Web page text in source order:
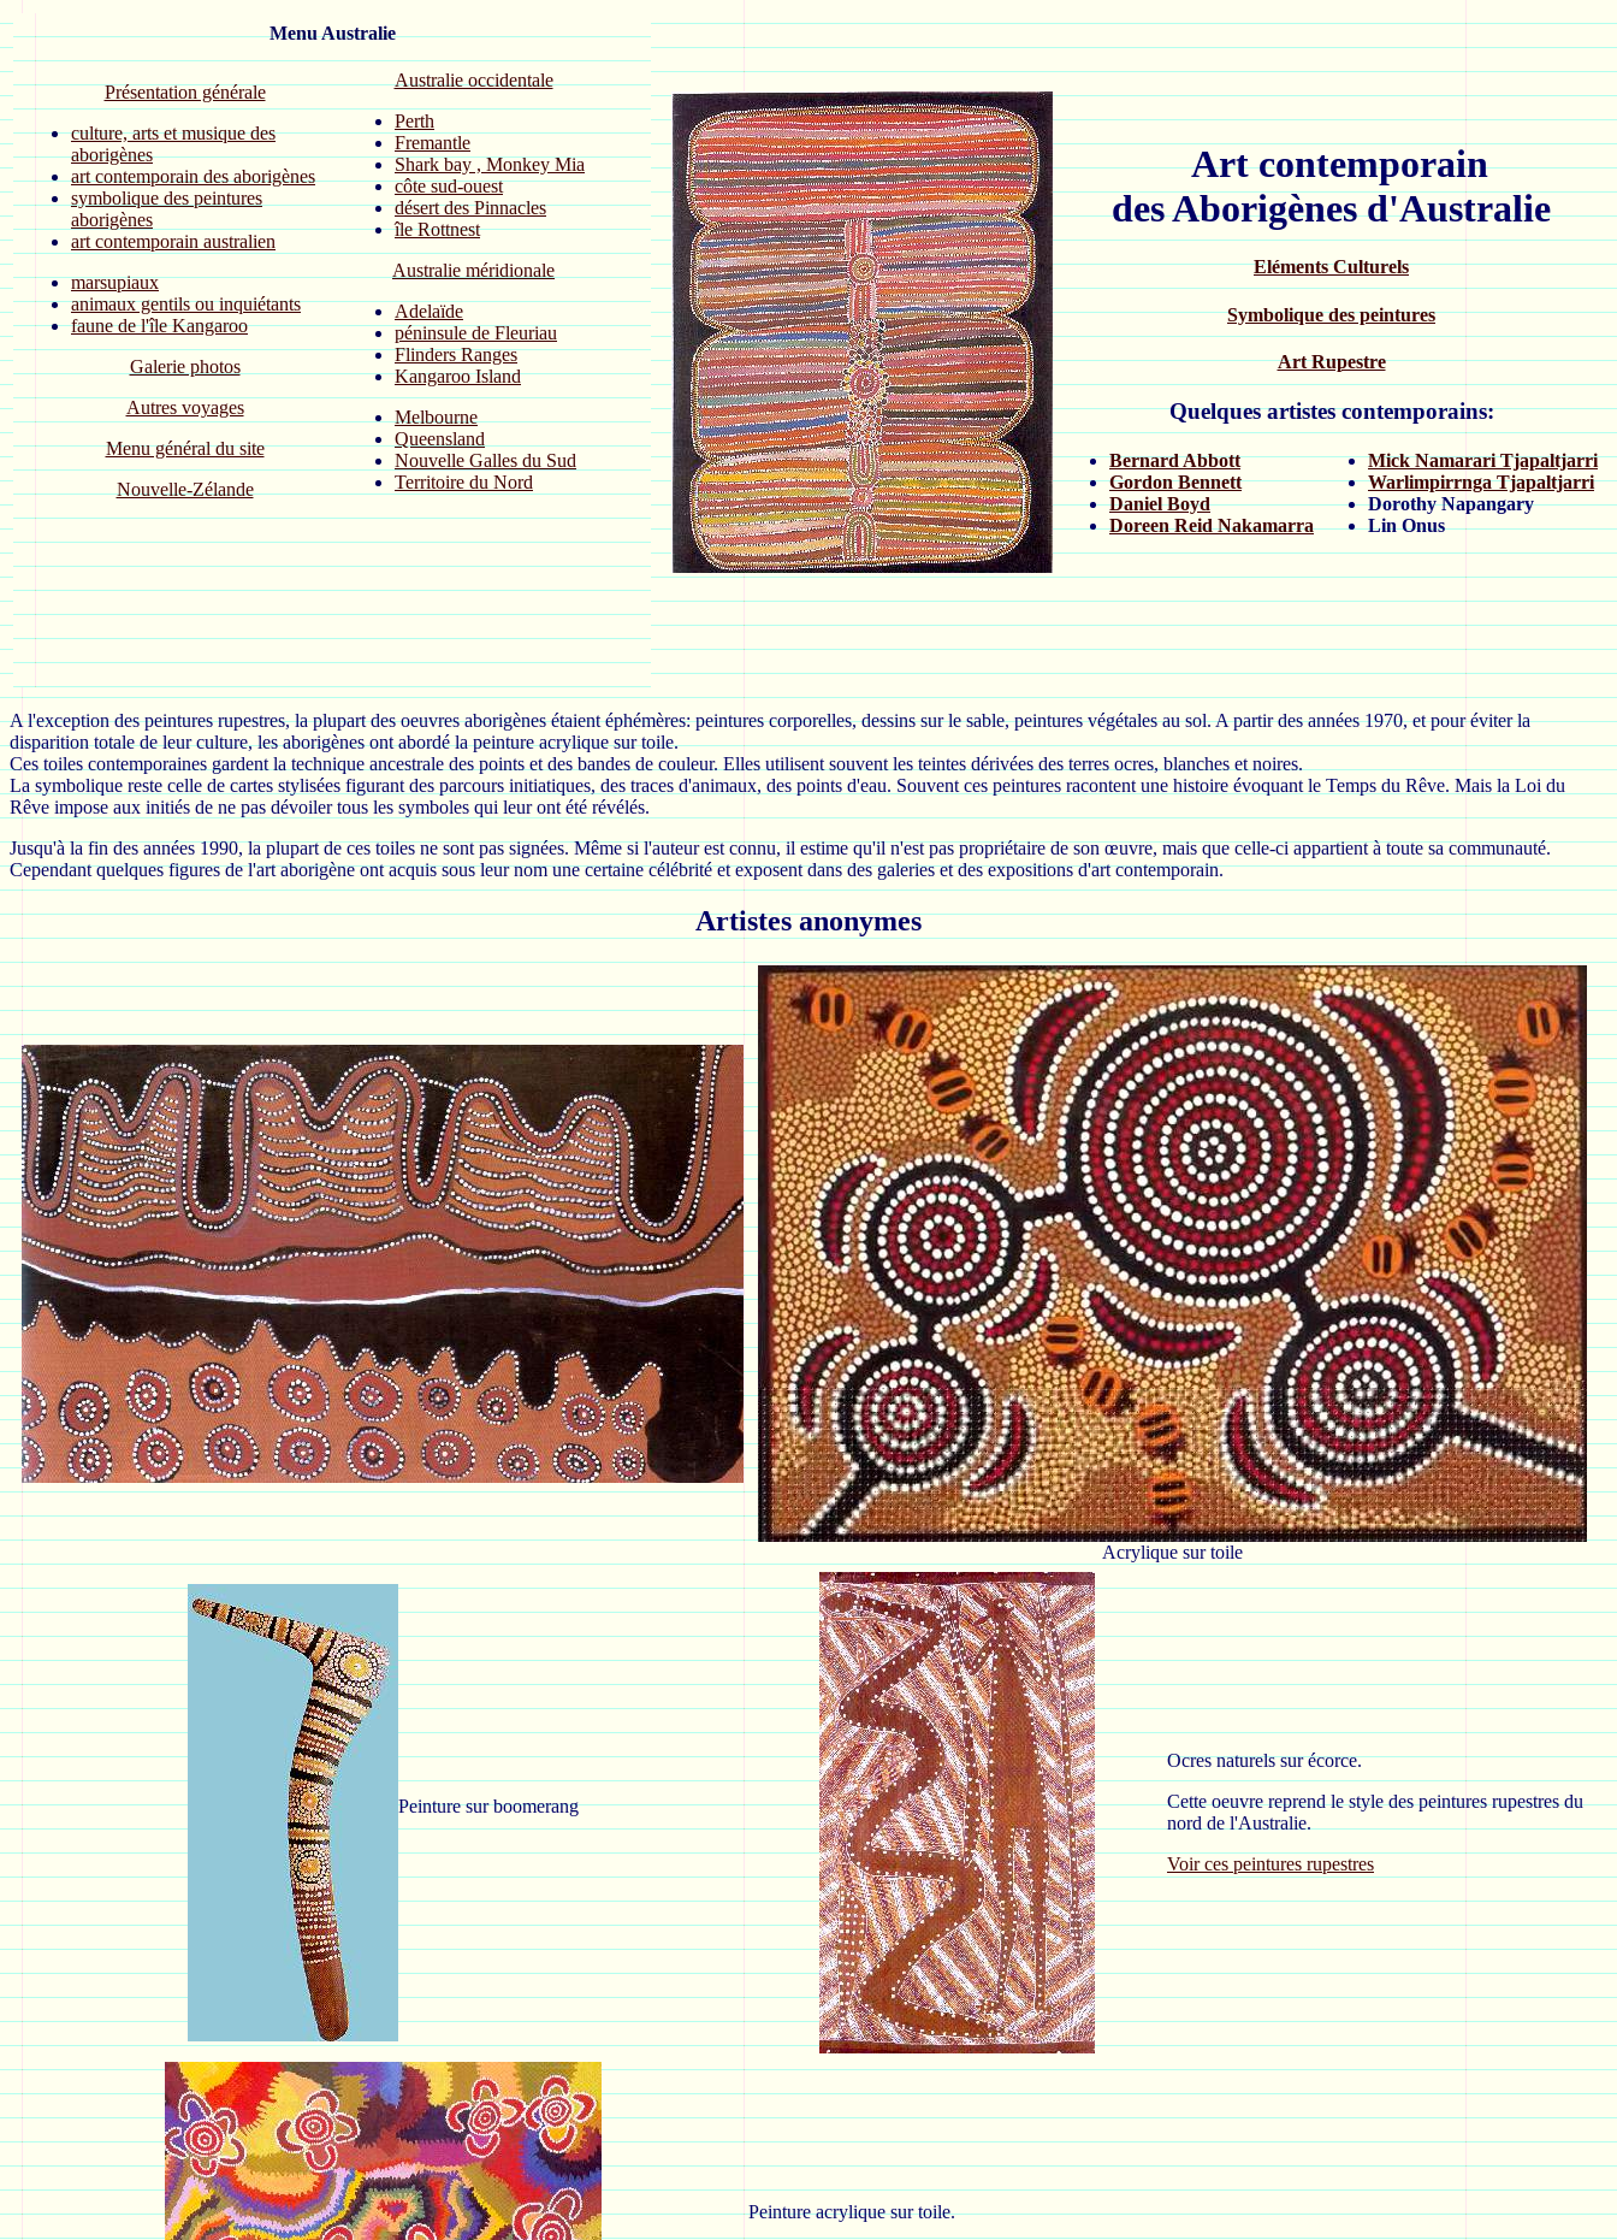
Art contemporain
des Aborigènes d'Australie
Eléments Culturels
Symbolique des peintures
Art Rupestre
Quelques artistes contemporains:
Bernard Abbott
Gordon Bennett
Daniel Boyd
Doreen Reid Nakamarra
Mick Namarari Tjapaltjarri
Warlimpirrnga Tjapaltjarri
Dorothy Napangary
Lin Onus
A l'exception des peintures rupestres, la plupart des oeuvres aborigènes étaient éphémères: peintures corporelles, dessins sur le sable, peintures végétales au sol. A partir des années 1970, et pour éviter la
disparition totale de leur culture, les aborigènes ont abordé la peinture acrylique sur toile.
Ces toiles contemporaines gardent la technique ancestrale des points et des bandes de couleur. Elles utilisent souvent les teintes dérivées des terres ocres, blanches et noires.
La symbolique reste celle de cartes stylisées figurant des parcours initiatiques, des traces d'animaux, des points d'eau. Souvent ces peintures racontent une histoire évoquant le Temps du Rêve. Mais la Loi du
Rêve impose aux initiés de ne pas dévoiler tous les symboles qui leur ont été révélés.
Jusqu'à la fin des années 1990, la plupart de ces toiles ne sont pas signées. Même si l'auteur est connu, il estime qu'il n'est pas propriétaire de son œuvre, mais que celle-ci appartient à toute sa communauté.
Cependant quelques figures de l'art aborigène ont acquis sous leur nom une certaine célébrité et exposent dans des galeries et des expositions d'art contemporain.
Artistes anonymes
Acrylique sur toile
Peinture sur boomerang
Ocres naturels sur écorce.
Cette oeuvre reprend le style des peintures rupestres du
nord de l'Australie.
Voir ces peintures rupestres
Peinture acrylique sur toile.